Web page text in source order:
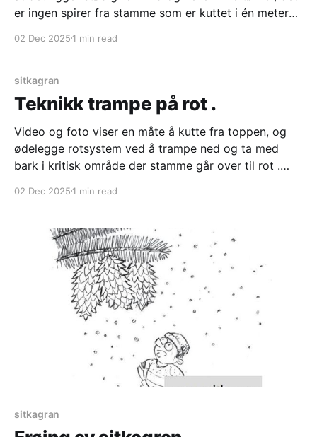
er ingen spirer fra stamme som er kuttet i én meters
små spirer som kommer opp
02 Dec 2025 1 min read
sitkagran
Teknikk trampe på rot .
Video og foto viser en måte å kutte fra toppen, og
ødelegge rotsystem ved å trampe ned og ta med
bark i kritisk område der stamme går over til rot .
av folk, og de avkuttede bitene (i videoen) legges
02 Dec 2025 1 min read
sitkagran